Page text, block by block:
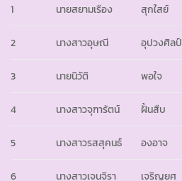
1 นายสยามเรือง สุกใสย์
2 นางสาวอุษณี อุปวงศิลป์
3 นายนิวัติ พอใจ
4 นางสาวจุฑารัตน์ ฝั้นสืบ
5 นางสาวรสสุคนธ์ องอาจ
6 นางสาวเจนจิรา เจริญยศ